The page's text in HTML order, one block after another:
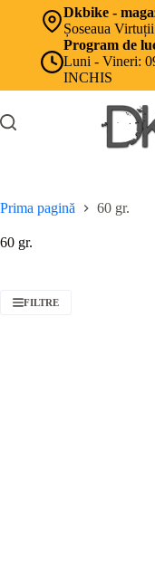
Dkbike -
Șoseaua
Program de
Luni - Vineri:
INCHIS
Prima pagină 60 gr.
60 gr.
FILTRE